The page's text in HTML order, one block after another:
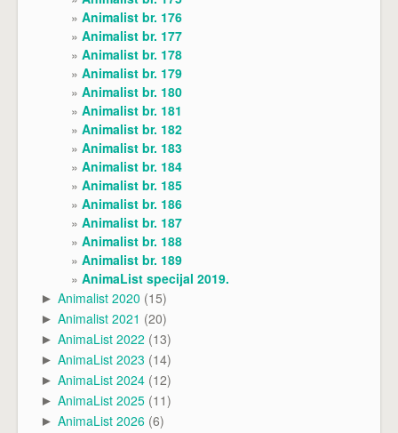
Animalist br. 176
Animalist br. 177
Animalist br. 178
Animalist br. 179
Animalist br. 180
Animalist br. 181
Animalist br. 182
Animalist br. 183
Animalist br. 184
Animalist br. 185
Animalist br. 186
Animalist br. 187
Animalist br. 188
Animalist br. 189
AnimaList specijal 2019.
► Animalist 2020 (15)
► Animalist 2021 (20)
► AnimaList 2022 (13)
► AnimaList 2023 (14)
► AnimaList 2024 (12)
► AnimaList 2025 (11)
► AnimaList 2026 (6)